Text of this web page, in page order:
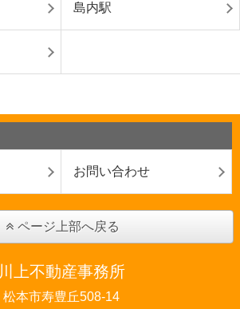
島内駅
お問い合わせ
ページ上部へ戻る
川上不動産事務所
松本市寿豊丘508-14